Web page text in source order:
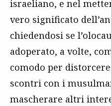
israeliano, e nel
vero significato
chiedendosi se
adoperato, a volte,
comodo per
scontri con i
mascherare altri